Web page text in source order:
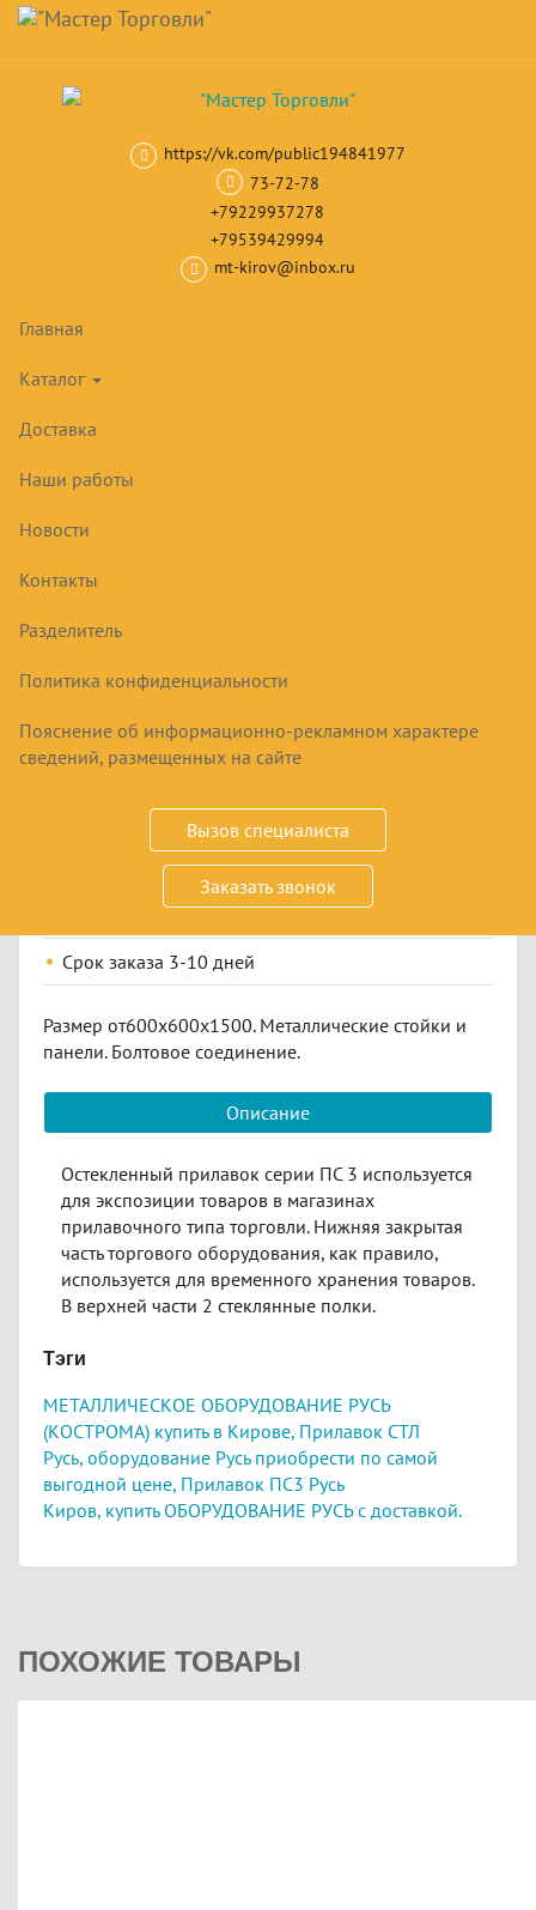
Skip
main
content
Навигация
https://vk.com/public194841977
73-72-78
+79229937278
+79539429994
mt-kirov@inbox.ru
Главная
Каталог
Доставка
Наши работы
Новости
Контакты
Разделитель
Политика конфиденциальности
Пояснение об информационно-рекламном характере
сведений, размещенных на сайте
Вызов специалиста
Заказать звонок
Корзина товар(ов)
Витрины, Прилавки, Стеллажи
ПРИЛАВОК ПС3
Срок заказа 3-10 дней
Размер от600х600х1500. Металлические стойки и
панели. Болтовое соединение.
Описание
Остекленный прилавок серии ПС 3 используется
для экспозиции товаров в магазинах
прилавочного типа торговли. Нижняя закрытая
часть торгового оборудования, как правило,
используется для временного хранения товаров.
В верхней части 2 стеклянные полки.
Тэги
МЕТАЛЛИЧЕСКОЕ ОБОРУДОВАНИЕ РУСЬ
(КОСТРОМА) купить в Кирове, Прилавок СТЛ
Русь, оборудование Русь приобрести по самой
выгодной цене, Прилавок ПС3 Русь
Киров, купить ОБОРУДОВАНИЕ РУСЬ с доставкой.
ПОХОЖИЕ ТОВАРЫ